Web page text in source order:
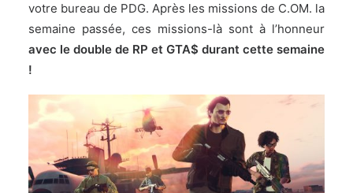
votre bureau de PDG. Après les missions de C.OM. la
semaine passée, ces missions-là sont à l’honneur
avec le double de RP et GTA$ durant cette semaine
!